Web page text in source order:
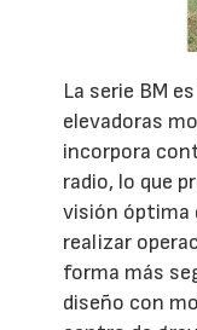
La serie BM
elevadoras
incorpora
radio, lo que
visión óptima
realizar
forma más
diseño con